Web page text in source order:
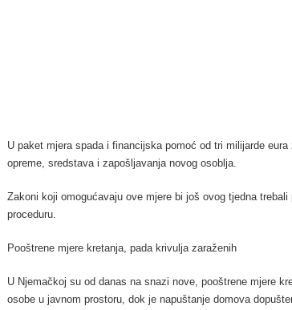
U paket mjera spada i financijska pomoć od tri milijarde
opreme, sredstava i zapošljavanja novog osoblja.
Zakoni koji omogućavaju ove mjere bi još ovog tjedna
proceduru.
Pooštrene mjere kretanja, pada krivulja zaraženih
U Njemačkoj su od danas na snazi nove, pooštrene mjere
osobe u javnom prostoru, dok je napuštanje domova